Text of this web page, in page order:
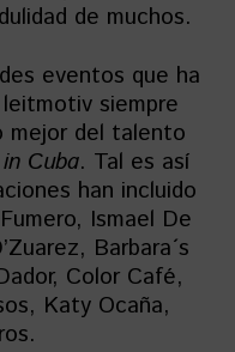
de muchos.
eventos que ha
siempre
mejor del talento
Cuba. Tal es así
han incluido
Ismael De
Barbara´s
Color Café,
Katy Ocaña,